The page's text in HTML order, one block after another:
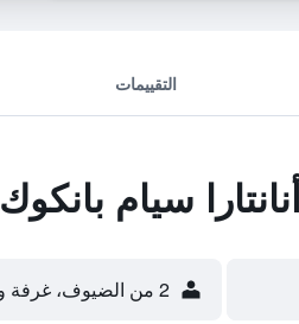
التقييمات
سيام بانكوك
2 من الضيوف، غرفة واحدة